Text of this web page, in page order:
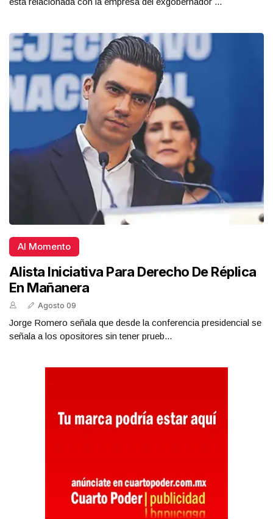
Al Momento
Alista Iniciativa Para Derecho De Réplica
En Mañanera
Agosto 09
Jorge Romero señala que desde la conferencia presidencial se
señala a los opositores sin tener prueb...